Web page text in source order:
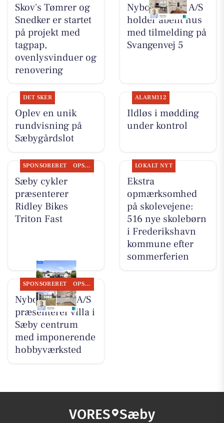
Skov's Tømrer og
Snedker er startet
på projekt med
tagpap,
ovenlysvinduer og
renovering
Nybolig Sæby A/S
holder åbent hus
med tilmelding på
Svangenvej 5
DET SKER
Oplev en unik
rundvisning på
Sæbygårdslot
ALARM112
Ildløs i mødding
under kontrol
SPONSORERET OPSLAGSTAVLEN
Sæby cykler
præsenterer
Ridley Bikes
Triton Fast
LOKALT NYT
Ekstra
opmærksomhed
på skolevejene:
516 nye skolebørn
i Frederikshavn
kommune efter
sommerferien
SPONSORERET OPSLAGSTAVLEN
Nybolig Sæby A/S
præsenterer villa i
Sæby centrum
med imponerende
hobbyværksted
VORES Sæby